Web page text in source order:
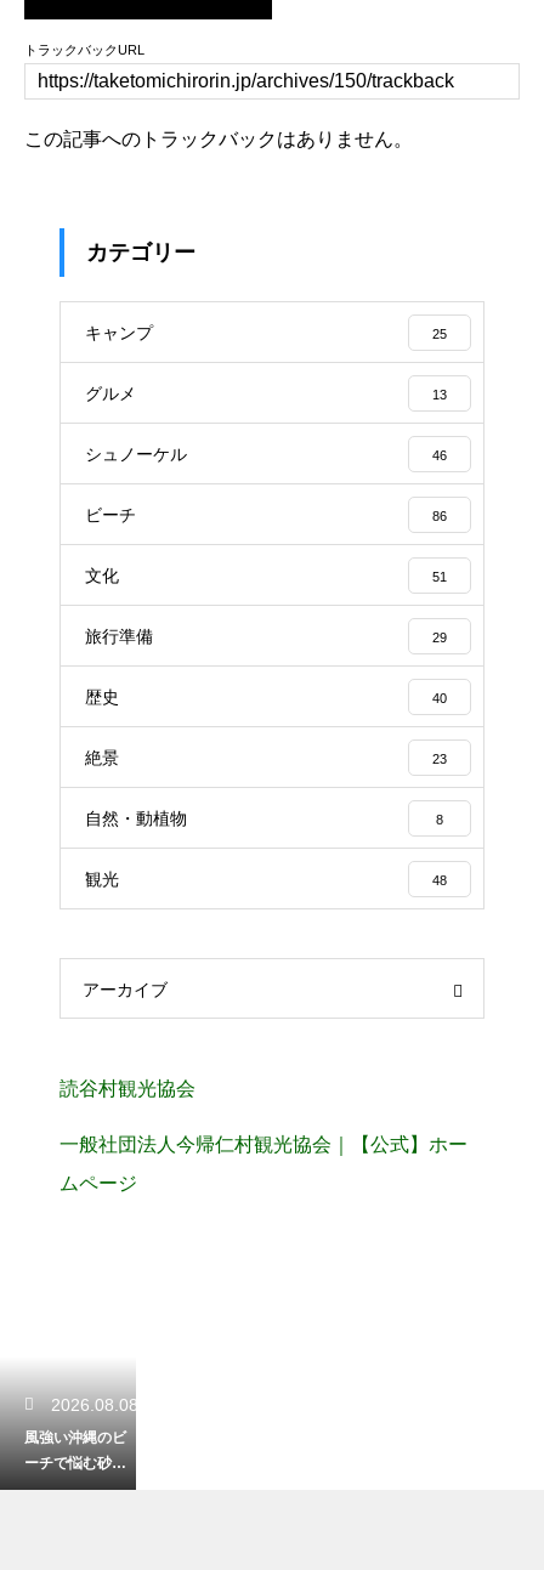
トラックバックURL
この記事へのトラックバックはありません。
カテゴリー
キャンプ 25
グルメ 13
シュノーケル 46
ビーチ 86
文化 51
旅行準備 29
歴史 40
絶景 23
自然・動植物 8
観光 48
アーカイブ
読谷村観光協会
一般社団法人今帰仁村観光協会｜【公式】ホー
ムページ
2026.08.08
風強い沖縄のビ
ーチで悩む砂
埃！快適に過ご